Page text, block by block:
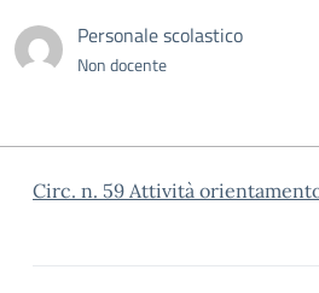
Personale scolastico
Non docente
Circ. n. 59 Attività